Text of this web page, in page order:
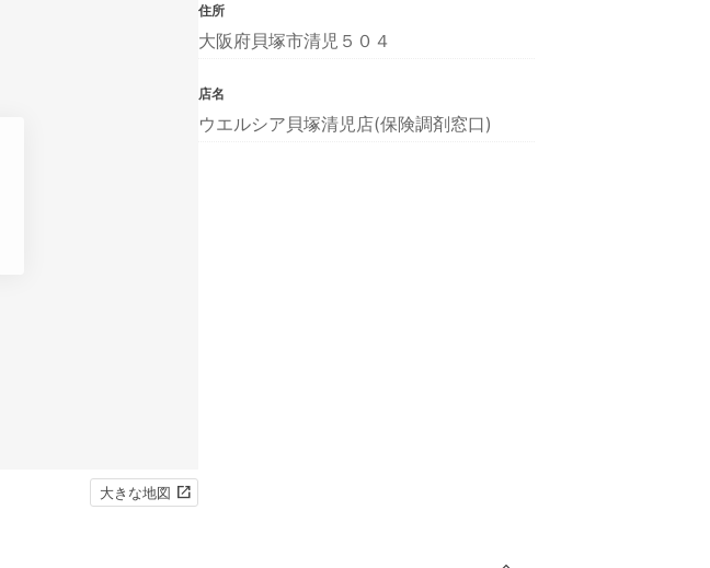
大きな地図
住所
大阪府貝塚市清児５０４
店名
ウエルシア貝塚清児店(保険調剤窓口)